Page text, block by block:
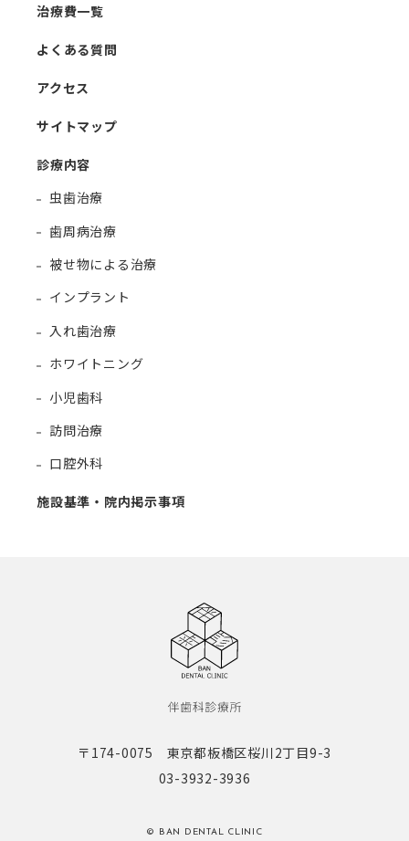
治療費一覧
よくある質問
アクセス
サイトマップ
診療内容
虫歯治療
歯周病治療
被せ物による治療
インプラント
入れ歯治療
ホワイトニング
小児歯科
訪問治療
口腔外科
施設基準・院内掲示事項
〒174-0075 東京都板橋区桜川2丁目9-3
03-3932-3936
© BAN DENTAL CLINIC